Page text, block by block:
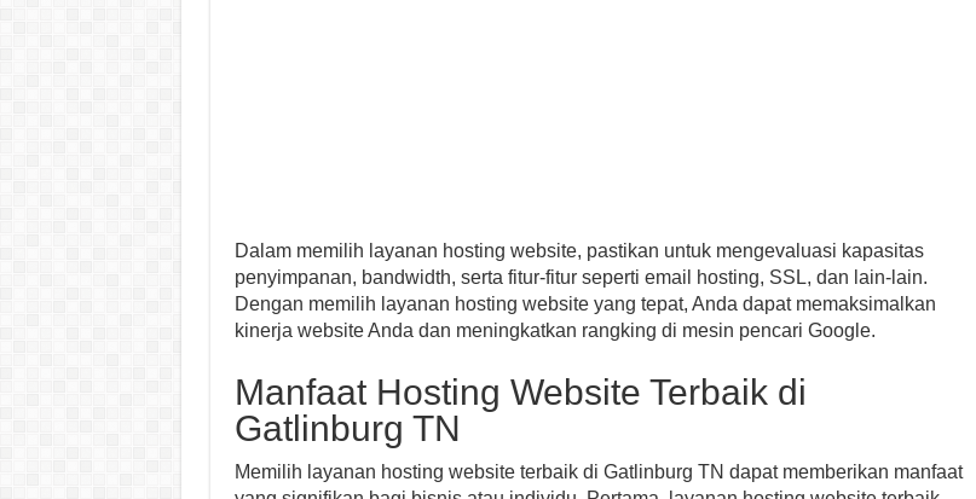
Dalam memilih layanan hosting website, pastikan untuk mengevaluasi kapasitas
penyimpanan, bandwidth, serta fitur-fitur seperti email hosting, SSL, dan lain-lain.
Dengan memilih layanan hosting website yang tepat, Anda dapat memaksimalkan
kinerja website Anda dan meningkatkan rangking di mesin pencari Google.
Manfaat Hosting Website Terbaik di
Gatlinburg TN
Memilih layanan hosting website terbaik di Gatlinburg TN dapat memberikan manfaat